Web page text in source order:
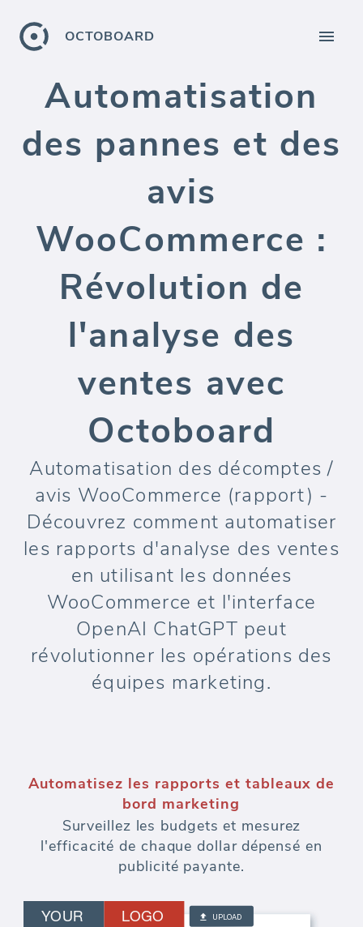
OCTOBOARD
Automatisation
des pannes et des
avis
WooCommerce :
Révolution de
l'analyse des
ventes avec
Octoboard
Automatisation des décomptes /
avis WooCommerce (rapport) -
Découvrez comment automatiser
les rapports d'analyse des ventes
en utilisant les données
WooCommerce et l'interface
OpenAI ChatGPT peut
révolutionner les opérations des
équipes marketing.
Automatisez les rapports et tableaux de
bord marketing
Surveillez les budgets et mesurez
l'efficacité de chaque dollar dépensé en
publicité payante.